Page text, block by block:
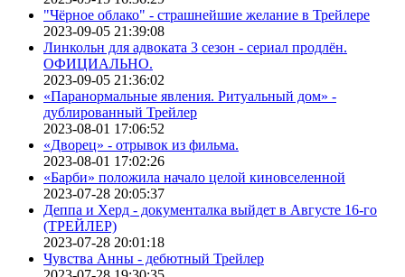
"Чёрное облако" - страшнейшие желание в Трейлере
2023-09-05 21:39:08
Линкольн для адвоката 3 сезон - сериал продлён.
ОФИЦИАЛЬНО.
2023-09-05 21:36:02
«Паранормальные явления. Ритуальный дом» -
дублированный Трейлер
2023-08-01 17:06:52
«Дворец» - отрывок из фильма.
2023-08-01 17:02:26
«Барби» положила начало целой киновселенной
2023-07-28 20:05:37
Деппа и Херд - документалка выйдет в Августе 16-го
(ТРЕЙЛЕР)
2023-07-28 20:01:18
Чувства Анны - дебютный Трейлер